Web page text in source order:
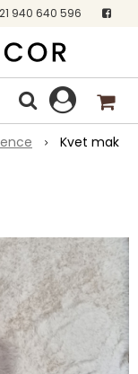
940 640 596
Kvet mak